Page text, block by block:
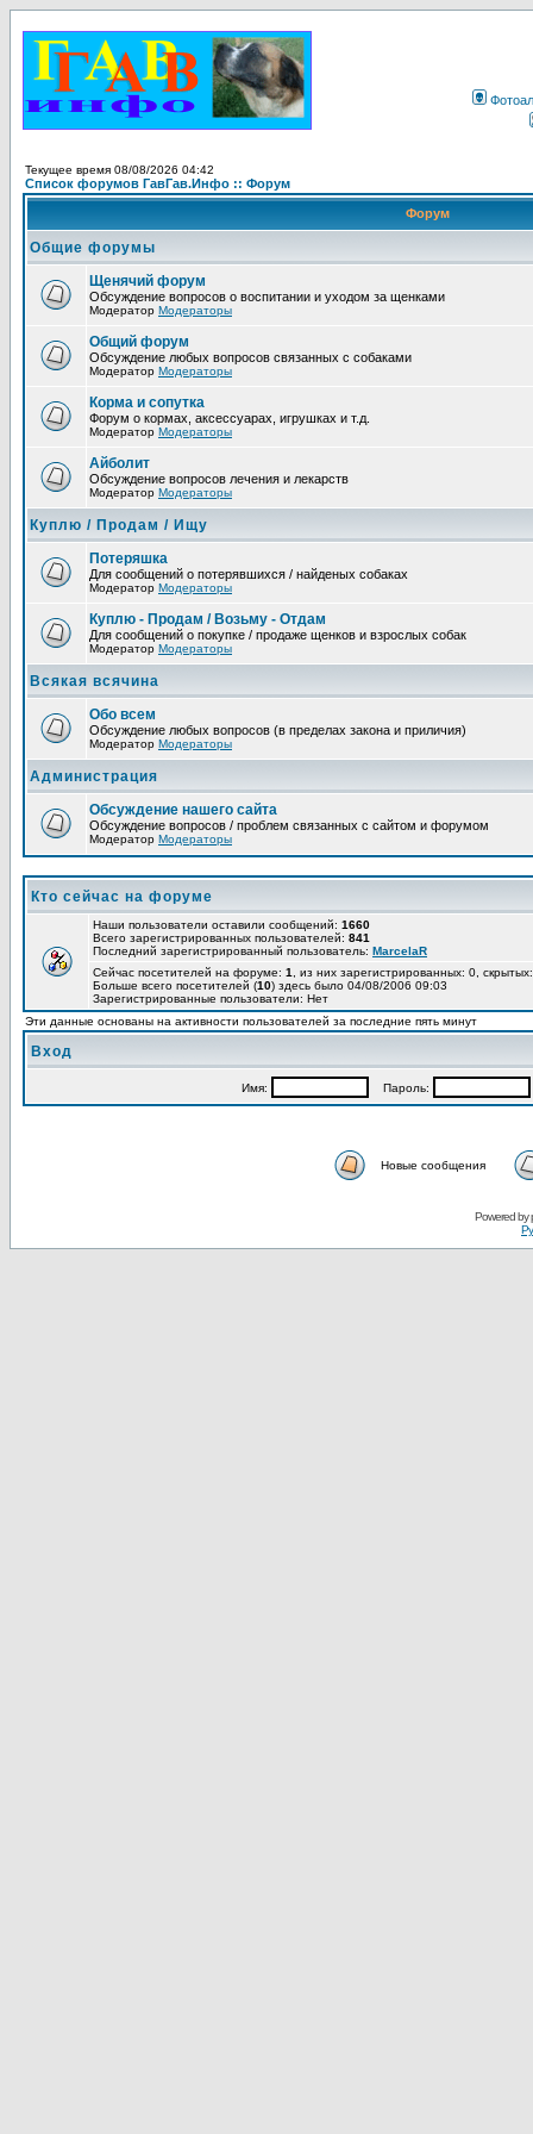
Текущее время 08/08/2026 04:42
Список форумов ГавГав.Инфо :: Форум
Форум
Общие форумы
Щенячий форум
Обсуждение вопросов о воспитании и уходом за щенками
Модератор Модераторы
Общий форум
Обсуждение любых вопросов связанных с собаками
Модератор Модераторы
Корма и сопутка
Форум о кормах, аксессуарах, игрушках и т.д.
Модератор Модераторы
Айболит
Обсуждение вопросов лечения и лекарств
Модератор Модераторы
Куплю / Продам / Ищу
Потеряшка
Для сообщений о потерявшихся / найденых собаках
Модератор Модераторы
Куплю - Продам / Возьму - Отдам
Для сообщений о покупке / продаже щенков и взрослых собак
Модератор Модераторы
Всякая всячина
Обо всем
Обсуждение любых вопросов (в пределах закона и приличия)
Модератор Модераторы
Администрация
Обсуждение нашего сайта
Обсуждение вопросов / проблем связанных с сайтом и форумом
Модератор Модераторы
Кто сейчас на форуме
Наши пользователи оставили сообщений: 1660
Всего зарегистрированных пользователей: 841
Последний зарегистрированный пользователь: MarcelaR
Сейчас посетителей на форуме: 1
, из них зарегистрированных: 0,
Больше всего посетителей (10) здесь было 04/08/2006 09:03
Зарегистрированные пользователи: Нет
Эти данные основаны на активности пользователей за последние пять минут
Вход
Имя: Пароль:
Новые сообщения
Powered by